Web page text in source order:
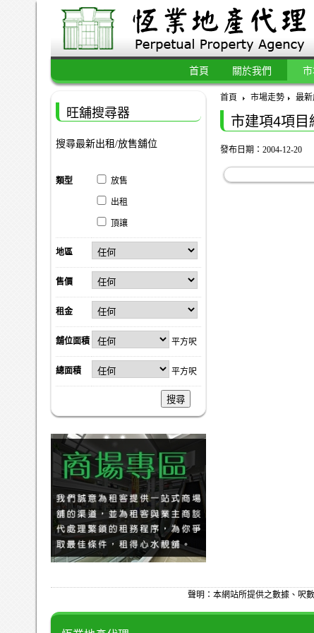
首頁 關於我們
首頁 市場走勢 最
市建項4項目
發布日期：2004-12-20
旺舖搜尋器
搜尋最新出租/放售舖位
類型 放售
出租
頂讓
地區
售價
租金
舖位面積 平方呎
總面積 平方呎
搜尋
聲明：本網站所提供之數據、呎